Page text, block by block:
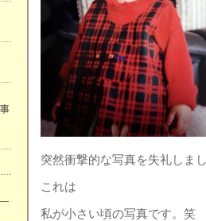
突然衝撃的な写真を失礼しま
これは
私が小さい頃の写真です。笑